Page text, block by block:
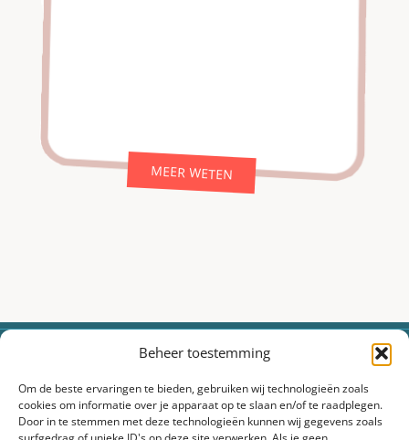
Beheer toestemming
Om de beste ervaringen te bieden, gebruiken wij technologieën zoals
cookies om informatie over je apparaat op te slaan en/of te raadplegen.
Door in te stemmen met deze technologieën kunnen wij gegevens zoals
MEER WETEN
Cocktails
geserveerd
Cocktail
professionals
Facebook
fans
Instagram
volgers
Jaar
ervaring